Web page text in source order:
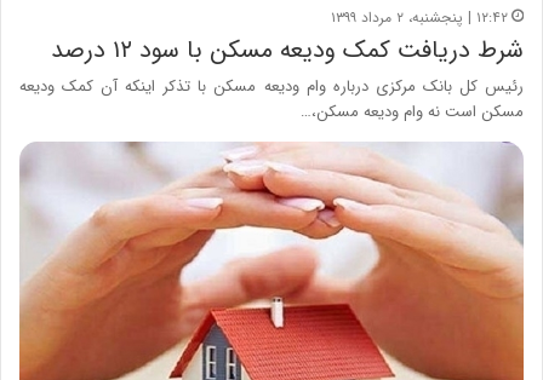
۱۲:۴۲ | پنجشنبه، ۲ مرداد ۱۳۹۹
شرط دریافت کمک ودیعه مسکن با سود ۱۲ درصد
رئیس کل بانک مرکزی درباره وام ودیعه مسکن با تذکر اینکه آن کمک ودیعه
مسکن است نه وام ودیعه مسکن،…